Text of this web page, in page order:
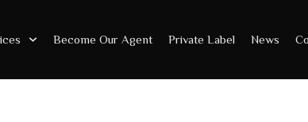
Become Our Agent Private Label News